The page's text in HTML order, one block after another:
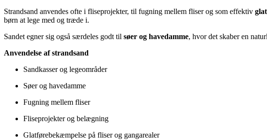
Strandsand anvendes ofte i fliseprojekter, til fugning mellem fliser og som effektiv
børn at lege med og træde i.
Sandet egner sig også særdeles godt til søer og havedamme, hvor det skaber en
Anvendelse af strandsand
Sandkasser og legeområder
Søer og havedamme
Fugning mellem fliser
Fliseprojekter og belægning
Glatførebekæmpelse på fliser og gangarealer